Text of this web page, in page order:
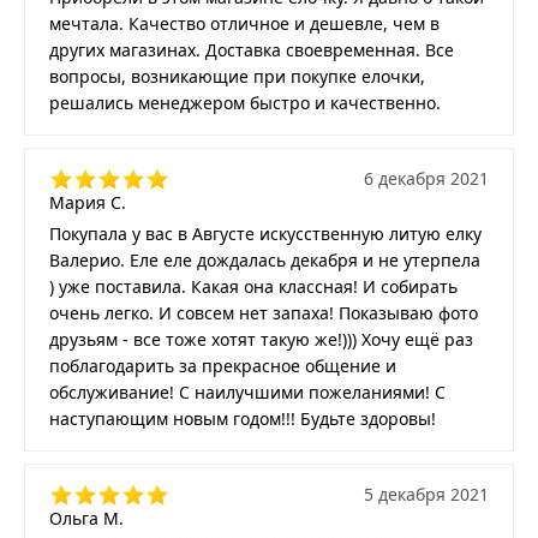
мечтала. Качество отличное и дешевле, чем в
других магазинах. Доставка своевременная. Все
вопросы, возникающие при покупке елочки,
решались менеджером быстро и качественно.
Мария С.
6 декабря 2021
Покупала у вас в Августе искусственную литую елку
Валерио. Еле еле дождалась декабря и не утерпела
) уже поставила. Какая она классная! И собирать
очень легко. И совсем нет запаха! Показываю фото
друзьям - все тоже хотят такую же!))) Хочу ещё раз
поблагодарить за прекрасное общение и
обслуживание! С наилучшими пожеланиями! С
наступающим новым годом!!! Будьте здоровы!
Ольга М.
5 декабря 2021